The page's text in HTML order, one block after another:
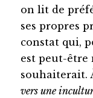
on lit de
ses propres
constat qui,
est peut-être
souhaiterait.
vers une